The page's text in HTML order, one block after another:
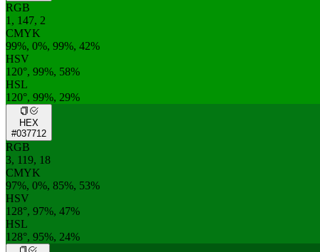
RGB
1, 147, 2
CMYK
99%, 0%, 99%, 42%
HSV
120°, 99%, 58%
HSL
120°, 99%, 29%
HEX
#037712
RGB
3, 119, 18
CMYK
97%, 0%, 85%, 53%
HSV
128°, 97%, 47%
HSL
128°, 95%, 24%